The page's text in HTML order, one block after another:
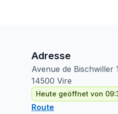
Adresse
Avenue de Bischwiller 1
14500 Vire
Heute geöffnet von
Route